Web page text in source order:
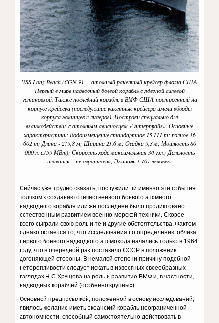
USS Long Beach (CGN-9) — атомный ракетный крейсер флота США.
Первый в мире надводный боевой корабль с ядерной силовой
установкой. Также последний корабль в ВМФ США, построенный на
корпусе крейсера (последующие ракетные крейсера имели обводы
корпуса эсминцев и лидеров). Построен специально для
взаимодействия с атомным авианосцем «Энтерпрайз». Основные
характеристики: Водоизмещение стандартное 15 111 т; полное 16
602 т; Длина - 219,8 м; Ширина 21,6 м; Осадка 9,3 м; Мощность 80
000 л. с.(59 МВт); Скорость хода максимальная 30 узл.; Дальность
плавания – не ограничена; Экипаж 1 107 человек.
Сейчас уже трудно сказать, послужили ли именно эти события
толчком к созданию отечественного боевого атомного
надводного корабля или же последнее было продиктовано
естественным развитием военно-морской техники. Скорее
всего сыграли свою роль и те и другие обстоятельства. Фактом
однако остается то, что исследования по определению облика
первого боевого надводного атомохода начались только в 1964
году, что в очередной раз поставило СССР в положение
догоняющей стороны. В немалой степени причину подобной
неторопливости следует искать в известных своеобразных
взглядах Н.С.Хрущева на роль и развитие ВМФ и, в частности,
надводных кораблей (особенно крупных).
Основной предпосылкой, положенной в основу исследований,
явилось желание иметь океанский корабль неограниченной
автономности, способный самостоятельно действовать в